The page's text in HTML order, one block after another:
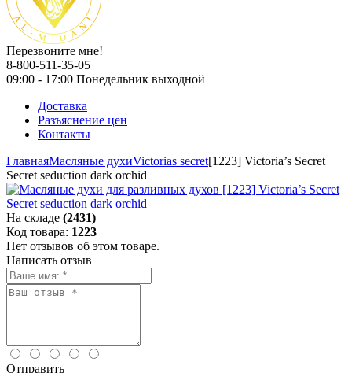
Перезвоните мне!
8-800-511-35-05
09:00 - 17:00 Понедельник выходной
Доставка
Разъяснение цен
Контакты
ГлавнаяМасляные духиVictorias secret[1223] Victoria’s Secret
Secret seduction dark orchid
На складе (2431)
Код товара: 1223
Нет отзывов об этом товаре.
Написать отзыв
Отправить